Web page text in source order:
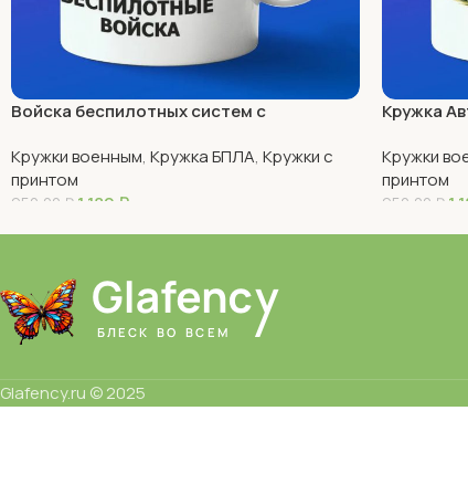
Войска беспилотных систем с
Кружки военным, Кружка БПЛА, Кружки с
принтом
950,00 ₽ 1 180 ₽
В Корзину
Кружка
Кружки
принтом
950,00 ₽ 1
В Корзину
Glafency.ru © 2025